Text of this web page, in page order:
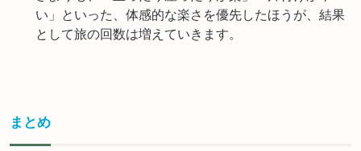
い」といった、体感的な楽さを優先したほうが、結果
として旅の回数は増えていきます。
まとめ